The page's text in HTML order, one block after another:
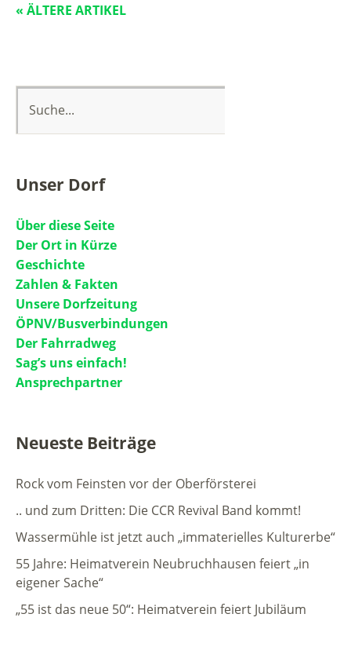
« ÄLTERE ARTIKEL
Unser Dorf
Über diese Seite
Der Ort in Kürze
Geschichte
Zahlen & Fakten
Unsere Dorfzeitung
ÖPNV/Busverbindungen
Der Fahrradweg
Sag’s uns einfach!
Ansprechpartner
Neueste Beiträge
Rock vom Feinsten vor der Oberförsterei
.. und zum Dritten: Die CCR Revival Band kommt!
Wassermühle ist jetzt auch „immaterielles Kulturerbe“
55 Jahre: Heimatverein Neubruchhausen feiert „in
eigener Sache“
„55 ist das neue 50“: Heimatverein feiert Jubiläum